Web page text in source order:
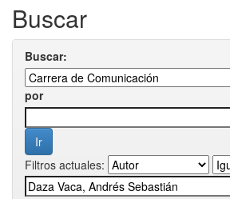
Buscar
Buscar:
por
Filtros actuales: